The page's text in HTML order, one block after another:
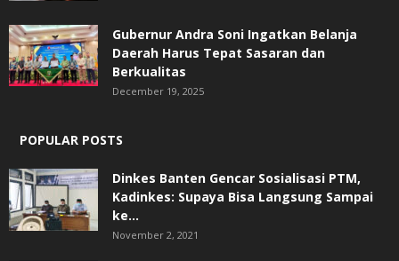
Gubernur Andra Soni Ingatkan Belanja
Daerah Harus Tepat Sasaran dan
Berkualitas
December 19, 2025
POPULAR POSTS
Dinkes Banten Gencar Sosialisasi PTM,
Kadinkes: Supaya Bisa Langsung Sampai
ke...
November 2, 2021